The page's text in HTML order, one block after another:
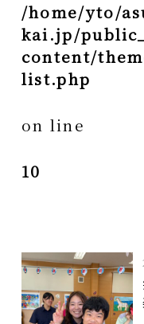
/home/yto/
kai.jp/
content/
list.php
on line
10